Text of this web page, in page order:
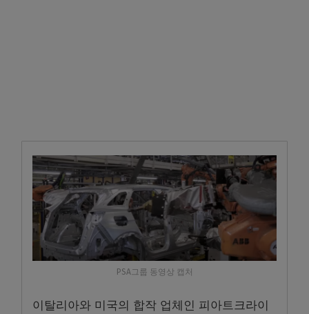
PSA그룹 동영상 캡처
이탈리아와 미국의 합작 업체인 피아트크라이